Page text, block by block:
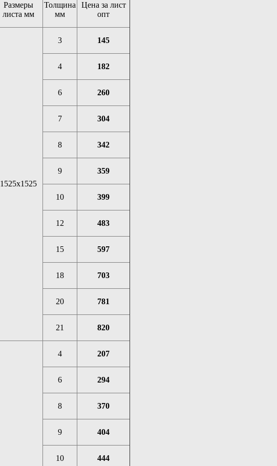
Размеры
листа мм
Толщина
мм
Цена за лист
опт
1525х1525
3 145
4 182
6 260
7 304
8 342
9 359
10 399
12 483
15 597
18 703
20 781
21 820
4 207
6 294
8 370
9 404
10 444